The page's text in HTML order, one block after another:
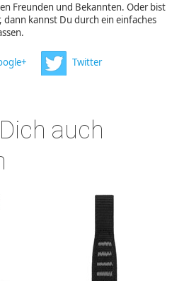
Freunden und Bekannten. Oder bist
dann kannst Du durch ein einfaches
Twitter
auch